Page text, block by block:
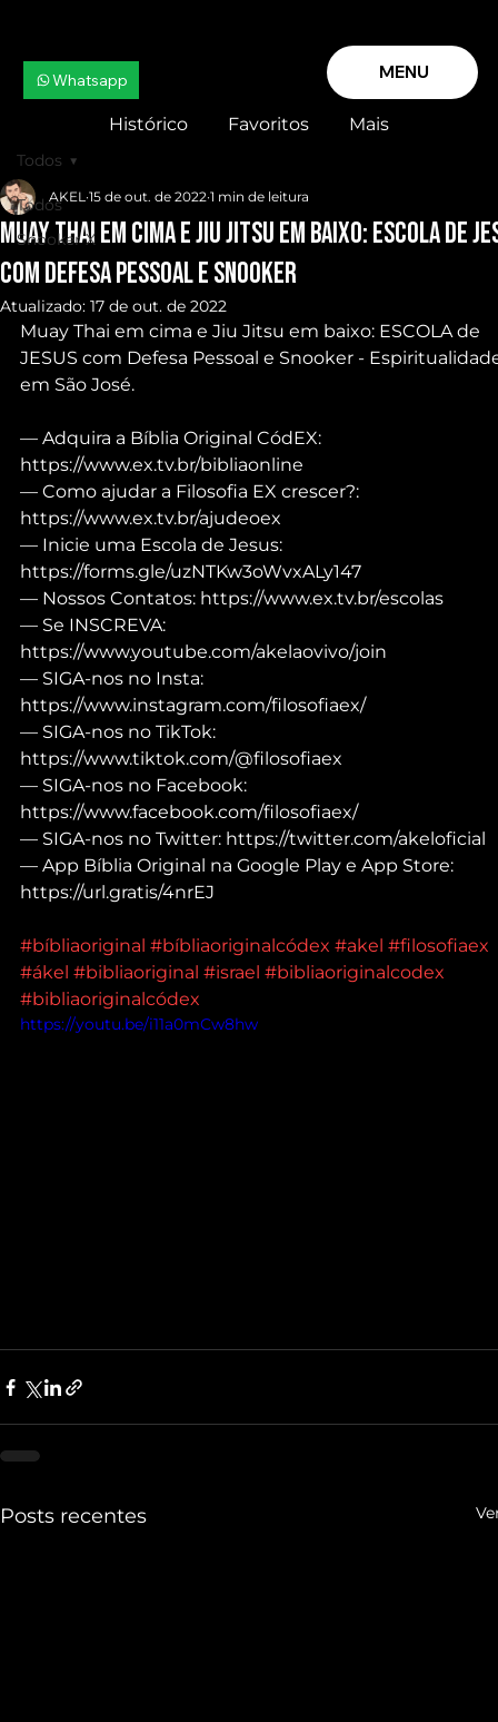
MENU
Whatsapp
Histórico Favoritos Mais
Todos
Snooker X
Todos
Muay Thai em cima e Jiu Jitsu em baixo: ESCOLA de
com Defesa Pessoal e Snooker
AKEL 15 de out. de 2022 1 min de leitura
Atualizado: 17 de out. de 2022
Muay Thai em cima e Jiu Jitsu em baixo: ESCOLA de
JESUS com Defesa Pessoal e Snooker -
em São José.
— Adquira a Bíblia Original CódEX:
https://www.ex.tv.br/bibliaonline
— Como ajudar a Filosofia EX crescer?:
https://www.ex.tv.br/ajudeoex
— Inicie uma Escola de Jesus:
https://forms.gle/uzNTKw3oWvxALy147
— Nossos Contatos: https://www.ex.tv.br/escolas
— Se INSCREVA:
https://www.youtube.com/akelaovivo/join
— SIGA-nos no Insta:
https://www.instagram.com/filosofiaex/
— SIGA-nos no TikTok:
https://www.tiktok.com/@filosofiaex
— SIGA-nos no Facebook:
https://www.facebook.com/filosofiaex/
— SIGA-nos no Twitter: https://twitter.com/akeloficial
— App Bíblia Original na Google Play e App Store:
https://url.gratis/4nrEJ
#bíbliaoriginal #bíbliaoriginalcódex #akel #filosofiaex
#ákel #bibliaoriginal #israel #bibliaoriginalcodex
#bibliaoriginalcódex
https://youtu.be/i11a0mCw8hw
Posts recentes